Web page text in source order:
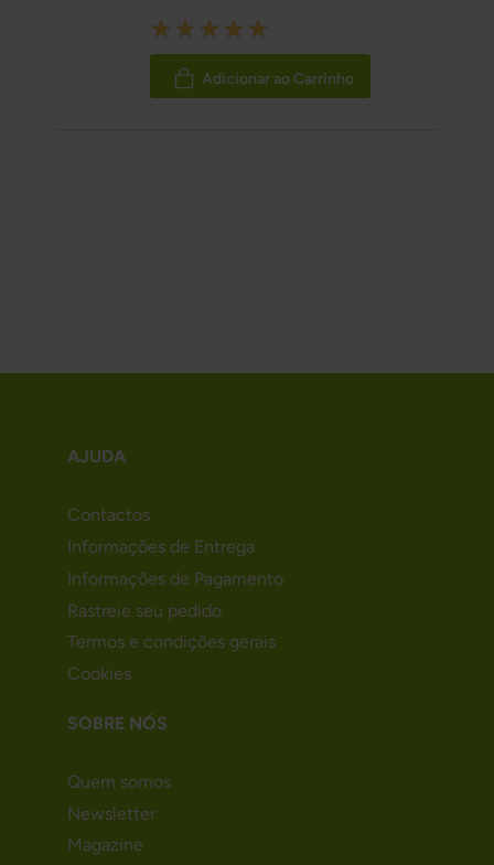
Rating:
100%
Adicionar ao Carrinho
AJUDA
Contactos
Informações de Entrega
Informações de Pagamento
Rastreie seu pedido
Termos e condições gerais
Cookies
SOBRE NÓS
Quem somos
Newsletter
Magazine